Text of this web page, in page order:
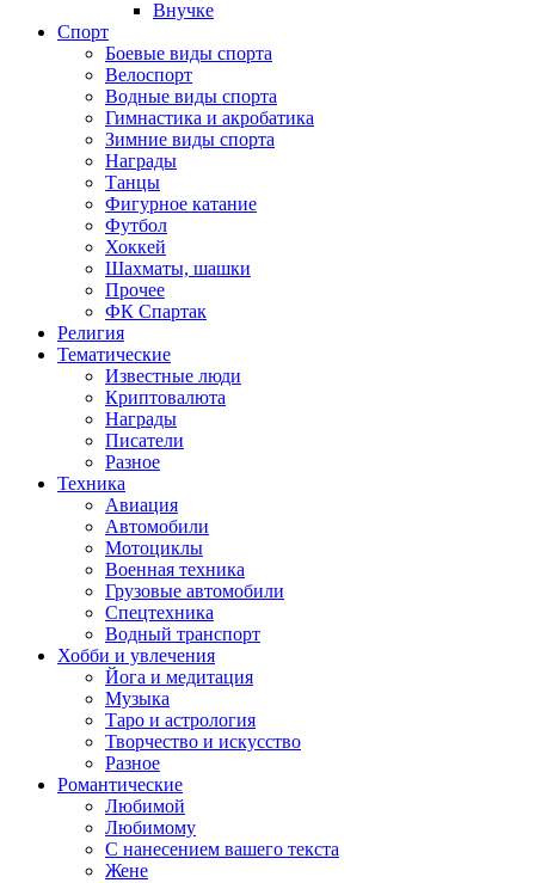
Внучке
Спорт
Боевые виды спорта
Велоспорт
Водные виды спорта
Гимнастика и акробатика
Зимние виды спорта
Награды
Танцы
Фигурное катание
Футбол
Хоккей
Шахматы, шашки
Прочее
ФК Спартак
Религия
Тематические
Известные люди
Криптовалюта
Награды
Писатели
Разное
Техника
Авиация
Автомобили
Мотоциклы
Военная техника
Грузовые автомобили
Спецтехника
Водный транспорт
Хобби и увлечения
Йога и медитация
Музыка
Таро и астрология
Творчество и искусство
Разное
Романтические
Любимой
Любимому
С нанесением вашего текста
Жене